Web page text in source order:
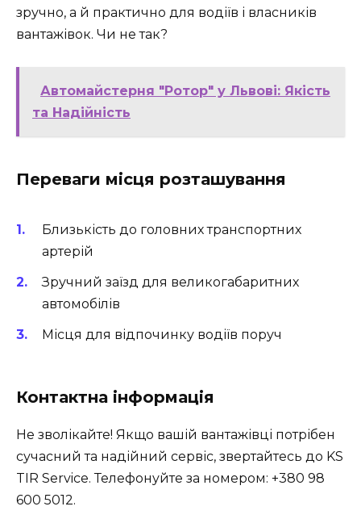
зручно, а й практично для водіїв і власників
вантажівок. Чи не так?
Автомайстерня "Ротор" у Львові: Якість
та Надійність
Переваги місця розташування
Близькість до головних транспортних
артерій
Зручний заїзд для великогабаритних
автомобілів
Місця для відпочинку водіїв поруч
Контактна інформація
Не зволікайте! Якщо вашій вантажівці потрібен
сучасний та надійний сервіс, звертайтесь до KS
TIR Service. Телефонуйте за номером: +380 98
600 5012.